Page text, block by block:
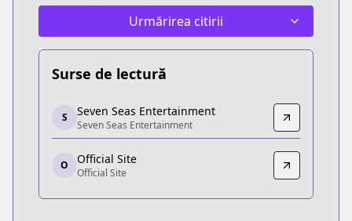
Urmărirea citirii
Surse de lectură
Seven Seas Entertainment
Seven Seas Entertainment
https://sevenseasentertainment.com/series/
Official Site
Official Site
https://comic-earthstar.jp/detail/doratama/
S Seven Seas Entertainment
Seven Seas Entertainment
O Official Site
Official Site